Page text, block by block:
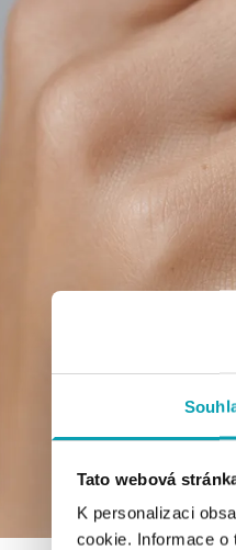
Tato webová
K personalizaci
cookie. Informace